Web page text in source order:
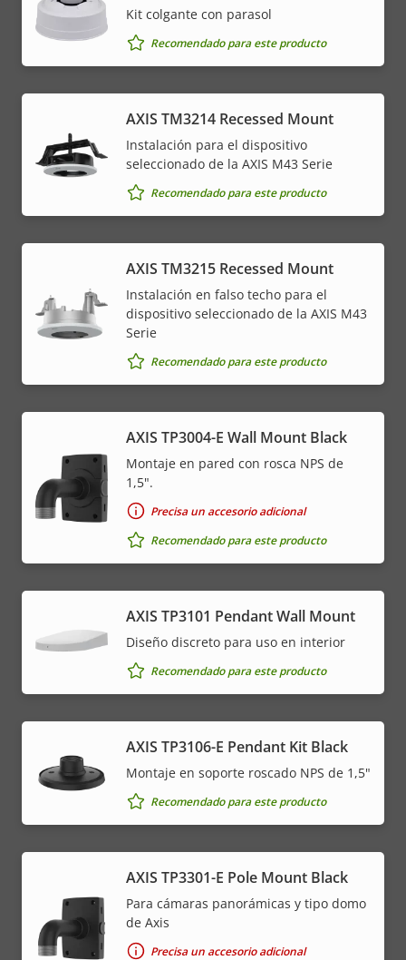
Kit colgante con parasol
Recomendado para este producto
AXIS TM3214 Recessed Mount
Instalación para el dispositivo
seleccionado de la AXIS M43 Serie
Recomendado para este producto
AXIS TM3215 Recessed Mount
Instalación en falso techo para el
dispositivo seleccionado de la AXIS M43
Serie
Recomendado para este producto
AXIS TP3004-E Wall Mount Black
Montaje en pared con rosca NPS de
1,5".
Precisa un accesorio adicional
Recomendado para este producto
AXIS TP3101 Pendant Wall Mount
Diseño discreto para uso en interior
Recomendado para este producto
AXIS TP3106-E Pendant Kit Black
Montaje en soporte roscado NPS de 1,5"
Recomendado para este producto
AXIS TP3301-E Pole Mount Black
Para cámaras panorámicas y tipo domo
de Axis
Precisa un accesorio adicional